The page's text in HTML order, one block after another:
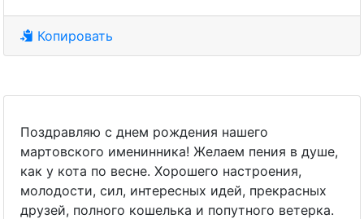
Копировать
Поздравляю с днем рождения нашего
мартовского именинника! Желаем пения в душе,
как у кота по весне. Хорошего настроения,
молодости, сил, интересных идей, прекрасных
друзей, полного кошелька и попутного ветерка.